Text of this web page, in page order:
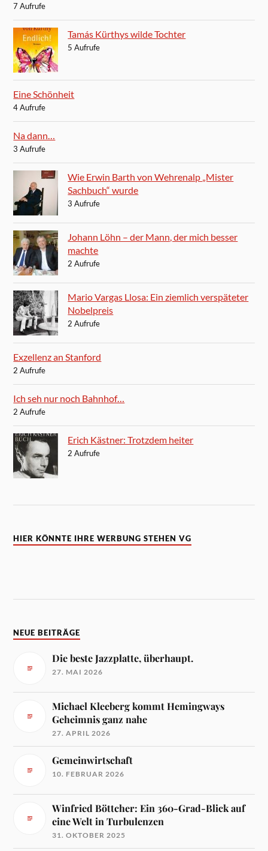
7 Aufrufe
Tamás Kürthys wilde Tochter
5 Aufrufe
Eine Schönheit
4 Aufrufe
Na dann…
3 Aufrufe
Wie Erwin Barth von Wehrenalp „Mister
Sachbuch“ wurde
3 Aufrufe
Johann Löhn – der Mann, der mich besser
machte
2 Aufrufe
Mario Vargas Llosa: Ein ziemlich verspäteter
Nobelpreis
2 Aufrufe
Exzellenz an Stanford
2 Aufrufe
Ich seh nur noch Bahnhof…
2 Aufrufe
Erich Kästner: Trotzdem heiter
2 Aufrufe
HIER KÖNNTE IHRE WERBUNG STEHEN VG
NEUE BEITRÄGE
Die beste Jazzplatte, überhaupt.
27. MAI 2026
Michael Kleeberg kommt Hemingways
Geheimnis ganz nahe
27. APRIL 2026
Gemeinwirtschaft
10. FEBRUAR 2026
Winfried Böttcher: Ein 360-Grad-Blick auf
eine Welt in Turbulenzen
31. OKTOBER 2025